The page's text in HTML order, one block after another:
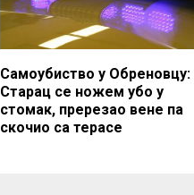
Самоубиство у Обреновцу:
Старац се ножем убо у
стомак, пререзао вене па
скочио са терасе